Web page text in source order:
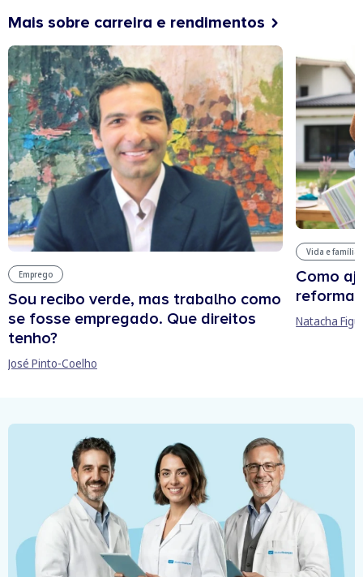
Mais sobre carreira e rendimentos
Emprego
Sou recibo verde, mas trabalho como
se fosse empregado. Que direitos
tenho?
José Pinto-Coelho
Vida e família
Como
reforma
Natacha